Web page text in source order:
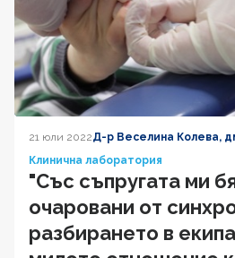
21 юли 2022Д-р Веселина Колева,
Клинична лаборатория
"Със съпругата ми
очаровани от
разбирането в